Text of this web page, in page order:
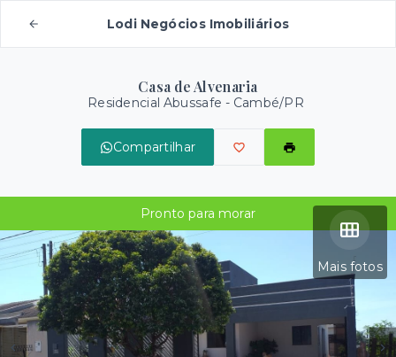
Lodi Negócios Imobiliários
Casa de Alvenaria
Residencial Abussafe - Cambé/PR
Compartilhar
Mais fotos
Pronto para morar